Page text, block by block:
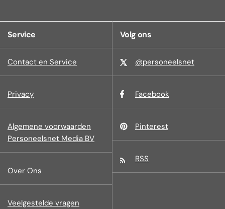
Service
Contact en Service
Privacy
Algemene voorwaarden
Personeelsnet Media BV
Over Ons
Veelgestelde vragen
Volg ons
@personeelsnet
Facebook
Pinterest
RSS